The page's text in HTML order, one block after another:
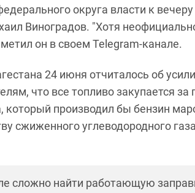
округа власти к
Виноградов. "Хотя
он в своем Telegram-канале.
24 июня отчиталось об
что все топливо закупается
который производил бы бензин
сжиженного углеводородного
сложно найти работающую